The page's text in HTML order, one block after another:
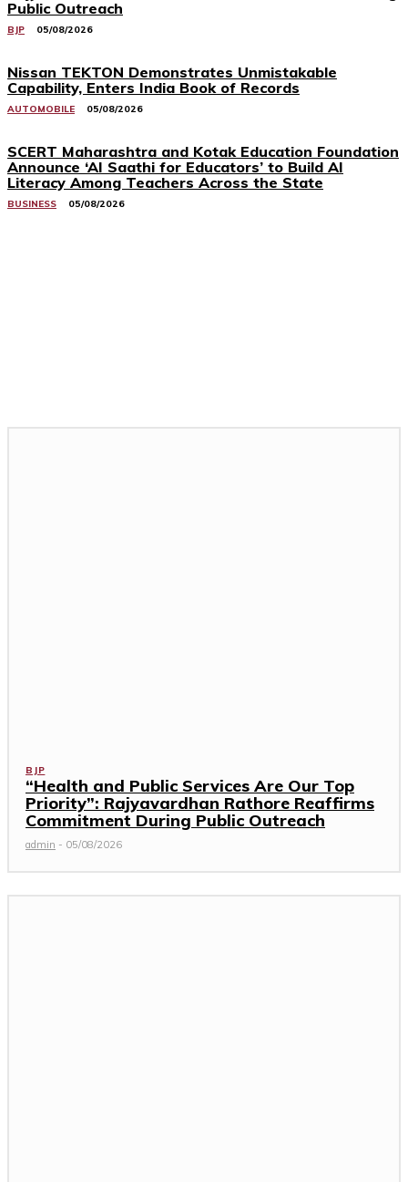
Public Outreach
BJP 05/08/2026
Nissan TEKTON Demonstrates Unmistakable
Capability, Enters India Book of Records
AUTOMOBILE 05/08/2026
SCERT Maharashtra and Kotak Education Foundation
Announce ‘AI Saathi for Educators’ to Build AI
Literacy Among Teachers Across the State
BUSINESS 05/08/2026
BJP
“Health and Public Services Are Our Top
Priority”: Rajyavardhan Rathore Reaffirms
Commitment During Public Outreach
admin - 05/08/2026